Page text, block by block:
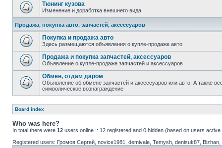
Тюнинг кузова
Изменение и доработка внешнего вида
Продажа, покупка авто, запчастей, аксессуаров
Покупка и продажа авто
Здесь размещаются объявления о купле-продаже авто
Продажа и покупка запчастей, аксессуаров
Объявление о купле-продаже запчастей и аксессуаров
Обмен, отдам даром
Объявление об обмене запчастей и аксессуаров или авто. А также
символическое вознаграждение
Board index
Who was here?
In total there were 12 users online :: 12 registered and 0 hidden (based on users active
Registered users: Громов Сергей novice1981 demivale Temysh denisuk87 Bizhan